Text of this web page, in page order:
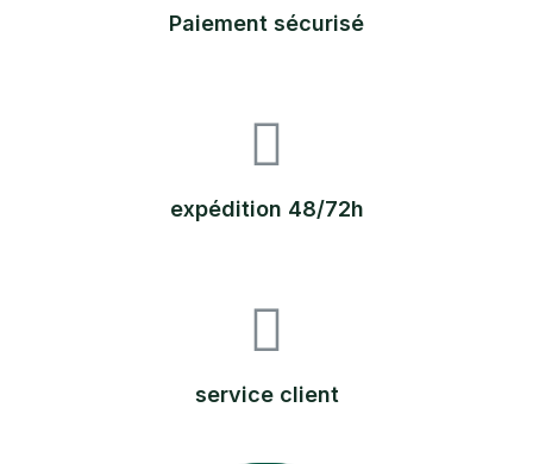
Paiement sécurisé
expédition 48/72h
service client